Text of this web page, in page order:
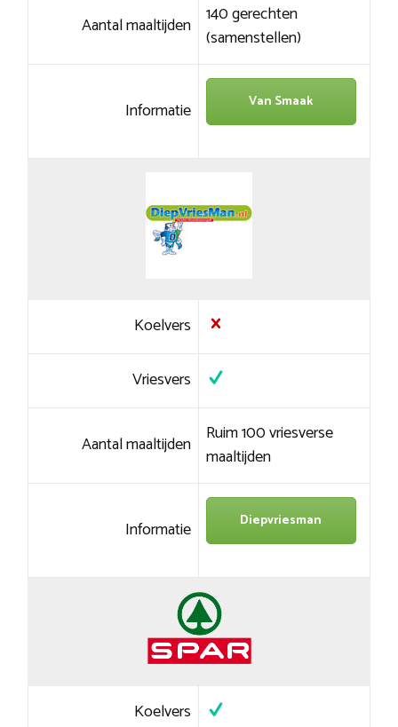
Aantal maaltijden 140 gerechten
(samenstellen)
Informatie Van Smaak
Koelvers
Vriesvers
Aantal maaltijden Ruim 100 vriesverse
maaltijden
Informatie Diepvriesman
Koelvers